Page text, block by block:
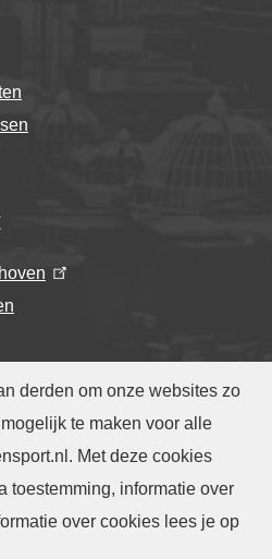
derden om onze websites zo
te maken voor alle
Met deze cookies
toestemming, informatie over
over cookies lees je op
-Webarchief
-